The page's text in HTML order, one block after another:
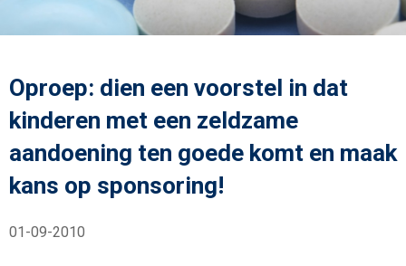
Oproep: dien een voorstel in dat
kinderen met een zeldzame
aandoening ten goede komt en maak
kans op sponsoring!
01-09-2010